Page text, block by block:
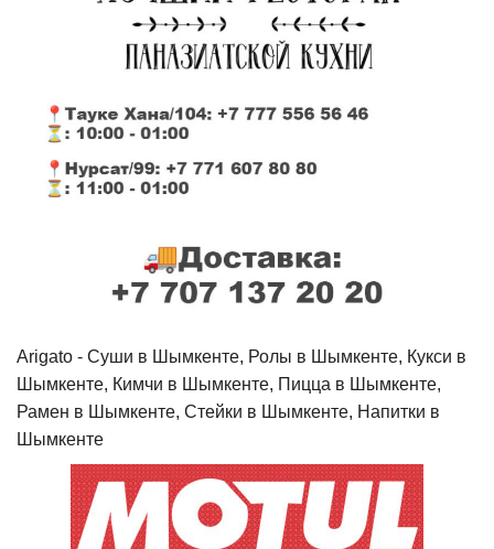
Arigato - Cуши в Шымкенте, Ролы в Шымкенте, Кукси в
Шымкенте, Кимчи в Шымкенте, Пицца в Шымкенте,
Рамен в Шымкенте, Стейки в Шымкенте, Напитки в
Шымкенте